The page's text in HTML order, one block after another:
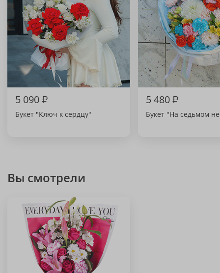
5 090₽
Букет "Ключ к сердцу"
5 480₽
Букет "На седьмом
Вы смотрели